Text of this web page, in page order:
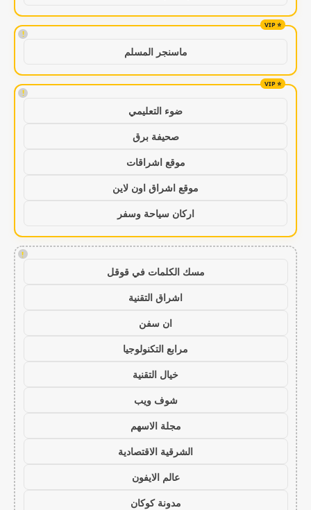
!
ماسنجر المسلم
!
ضوء التعليمي
صحيفة برق
موقع اشراقات
موقع اشراق اون لاين
اركان سياحة وسفر
!
مسك الكلمات في قوقل
اشراق التقنية
ان سفن
مرابع التكنولوجيا
خيال التقنية
شوف ويب
مجلة الاسهم
الشرقية الاقتصادية
عالم الايفون
مدونة كوكان